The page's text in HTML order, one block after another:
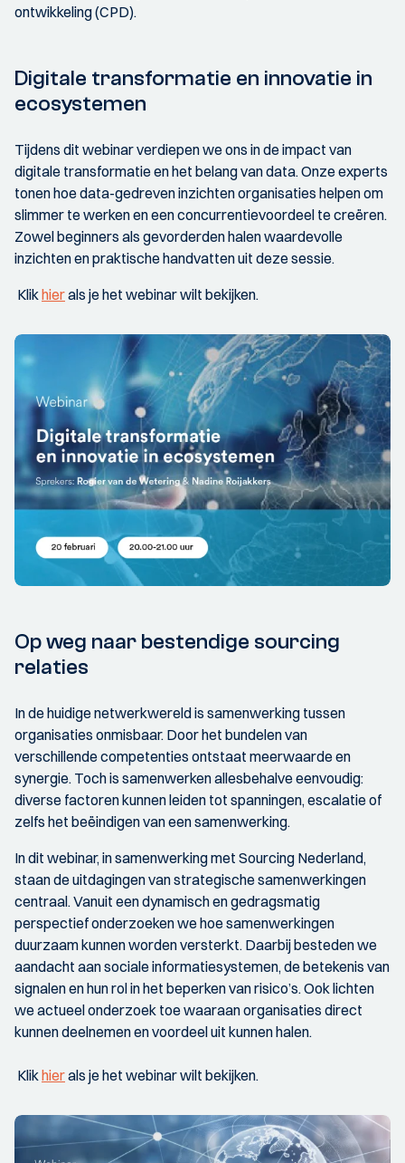
ontwikkeling (CPD).
Digitale transformatie en innovatie in
ecosystemen
Tijdens dit webinar verdiepen we ons in de impact van
digitale transformatie en het belang van data. Onze experts
tonen hoe data-gedreven inzichten organisaties helpen om
slimmer te werken en een concurrentievoordeel te creëren.
Zowel beginners als gevorderden halen waardevolle
inzichten en praktische handvatten uit deze sessie.
Klikhierals je het webinar wilt bekijken.
Op weg naar bestendige sourcing
relaties
In de huidige netwerkwereld is samenwerking tussen
organisaties onmisbaar. Door het bundelen van
verschillende competenties ontstaat meerwaarde en
synergie. Toch is samenwerken allesbehalve eenvoudig:
diverse factoren kunnen leiden tot spanningen, escalatie of
zelfs het beëindigen van een samenwerking.
In dit webinar, in samenwerking met Sourcing Nederland,
staan de uitdagingen van strategische samenwerkingen
centraal. Vanuit een dynamisch en gedragsmatig
perspectief onderzoeken we hoe samenwerkingen
duurzaam kunnen worden versterkt. Daarbij besteden we
aandacht aan sociale informatiesystemen, de betekenis van
signalen en hun rol in het beperken van risico’s. Ook lichten
we actueel onderzoek toe waaraan organisaties direct
kunnen deelnemen en voordeel uit kunnen halen.
Klikhierals je het webinar wilt bekijken.